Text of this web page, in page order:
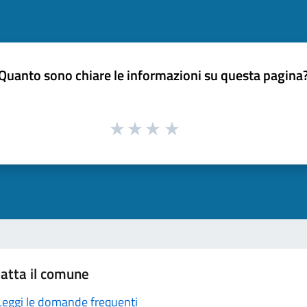
sono chiare le informazioni su questa
il comune
le domande frequenti